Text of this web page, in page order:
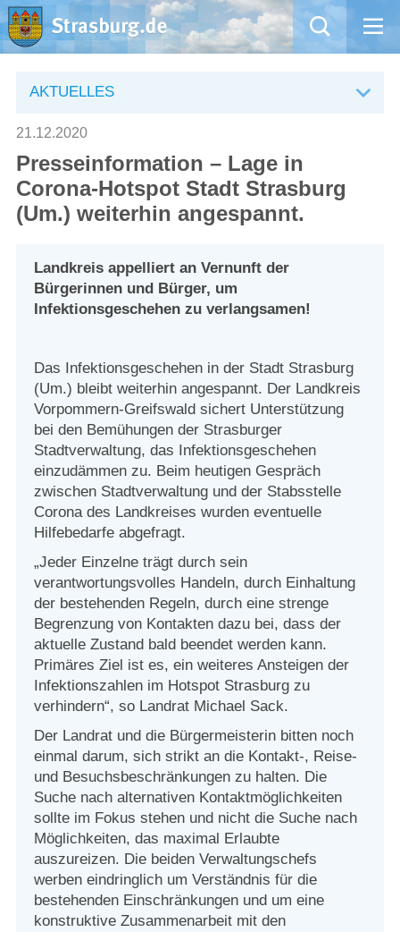
Aktuelles
Rathaus
Natur – Kultur – Tourismus
Wirtschaft
Willkommen in Strasburg (Uckermark)
Strasburger Ehrenamtspreis „SBG“
Welcome to Strasburg (Uckermark)
Ласкаво просимо до Штрасбурга (Уккермарк)
Bine ați venit în Strasburg (Uckermark)
Online-Bewerbungen
Sprache/Language
AKTUELLES
21.12.2020
Presseinformation – Lage in
Corona-Hotspot Stadt Strasburg
(Um.) weiterhin angespannt.
Landkreis appelliert an Vernunft der
Bürgerinnen und Bürger, um
Infektionsgeschehen zu verlangsamen!
Das Infektionsgeschehen in der Stadt Strasburg
(Um.) bleibt weiterhin angespannt. Der Landkreis
Vorpommern-Greifswald sichert Unterstützung
bei den Bemühungen der Strasburger
Stadtverwaltung, das Infektionsgeschehen
einzudämmen zu. Beim heutigen Gespräch
zwischen Stadtverwaltung und der Stabsstelle
Corona des Landkreises wurden eventuelle
Hilfebedarfe abgefragt.
„Jeder Einzelne trägt durch sein
verantwortungsvolles Handeln, durch Einhaltung
der bestehenden Regeln, durch eine strenge
Begrenzung von Kontakten dazu bei, dass der
aktuelle Zustand bald beendet werden kann.
Primäres Ziel ist es, ein weiteres Ansteigen der
Infektionszahlen im Hotspot Strasburg zu
verhindern“, so Landrat Michael Sack.
Der Landrat und die Bürgermeisterin bitten noch
einmal darum, sich strikt an die Kontakt-, Reise-
und Besuchsbeschränkungen zu halten. Die
Suche nach alternativen Kontaktmöglichkeiten
sollte im Fokus stehen und nicht die Suche nach
Möglichkeiten, das maximal Erlaubte
auszureizen. Die beiden Verwaltungschefs
werben eindringlich um Verständnis für die
bestehenden Einschränkungen und um eine
konstruktive Zusammenarbeit mit den